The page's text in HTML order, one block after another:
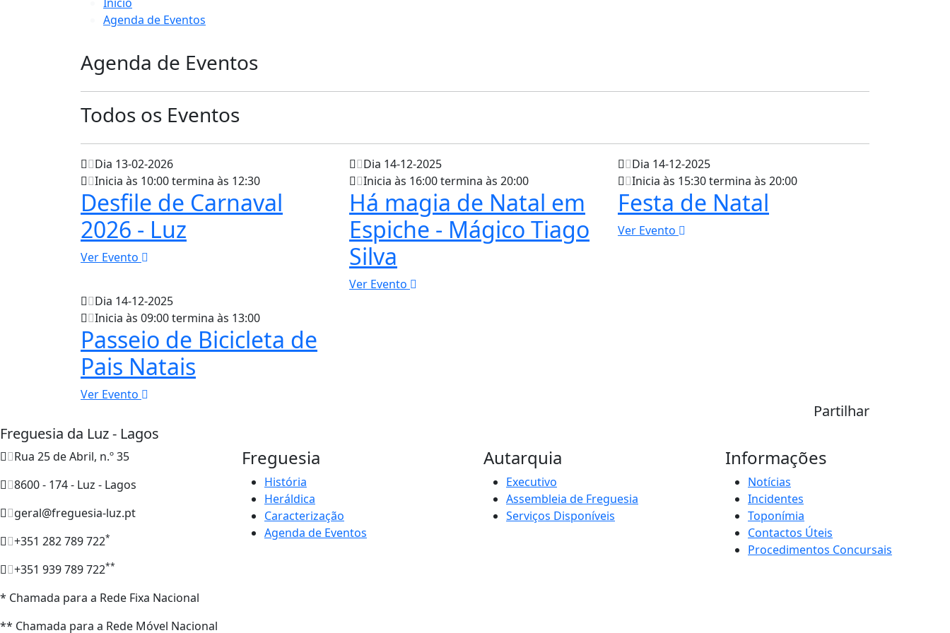
Agenda de Eventos
Agenda de Eventos
Todos os Eventos
Dia 13-02-2026
Inicia às 10:00 termina às 12:30
Desfile de Carnaval
2026 - Luz
Ver Evento
Dia 14-12-2025
Inicia às 16:00 termina às 20:00
Há magia de Natal em
Espiche - Mágico Tiago
Silva
Ver Evento
Dia 14-12-2025
Inicia às 15:30 termina às 20:00
Festa de Natal
Ver Evento
Dia 14-12-2025
Inicia às 09:00 termina às 13:00
Passeio de Bicicleta de
Pais Natais
Ver Evento
Partilhar
Freguesia da Luz - Lagos
Rua 25 de Abril, n.º 35
8600 - 174 - Luz - Lagos
geral@freguesia-luz.pt
+351 282 789 722*
+351 939 789 722**
* Chamada para a Rede Fixa Nacional
** Chamada para a Rede Móvel Nacional
Freguesia
História
Heráldica
Caracterização
Agenda de Eventos
Autarquia
Executivo
Assembleia de Freguesia
Serviços Disponíveis
Informações
Notícias
Incidentes
Toponímia
Contactos Úteis
Procedimentos Concursais